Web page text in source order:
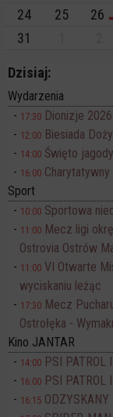
24
25 26
31
Dzisiaj:
Wydarzenia
17:30 Dionizje 2026
12:00 Biesiada
14:00 Święto
16:00
Sport
10:00 Sportowa
11:00 Mecz ligi
Ostrovia Ostrów
11:00 VI Otwarte
wyciskaniu leżąc
17:30 Mecz
Ostrołęka -
Kino JANTAR
14:00 PSI PATROL
16:00 PSI PATROL
16:15 ODZYSKANY